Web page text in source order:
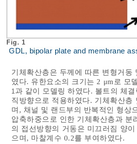
Fig. 1
GDL, bipolar plate and membrane
기체확산층은 두께에 따른 변형거동
였다. 유한요소의 크기는 2 μm로 모
1과 같이 모델링 하였다. 볼트의 체
직방향으로 적용하였다. 기체확산
며, 채널 및 랜드부의 반복적인 형상
압축하중으로 인한 기체확산층과 분
의 접선방향의 거동은 미끄러짐 양
으며, 마찰계수 0.2를 부여하였다.